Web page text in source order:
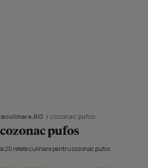
/ cozonac pufos
cozonac pufos
20 retete culinare pentru cozonac pufos